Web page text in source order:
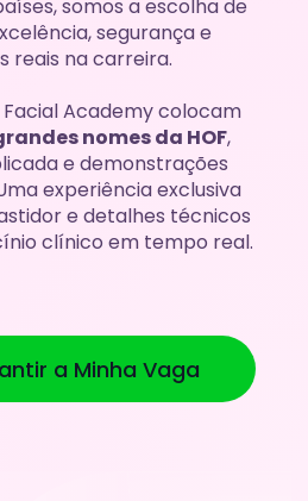
somos a escolha de
segurança e
reais na carreira.
Os workshops da Facial Academy colocam
nomes da HOF,
e demonstrações
experiência exclusiva
e detalhes técnicos
clínico em tempo real.
a Minha Vaga